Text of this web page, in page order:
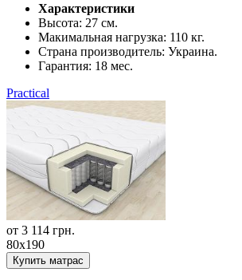
Характеристики
Высота: 27 см.
Макимальная нагрузка: 110 кг.
Страна производитель: Украина.
Гарантия: 18 мес.
Practical
от 3 114 грн.
80x190
Купить матрас